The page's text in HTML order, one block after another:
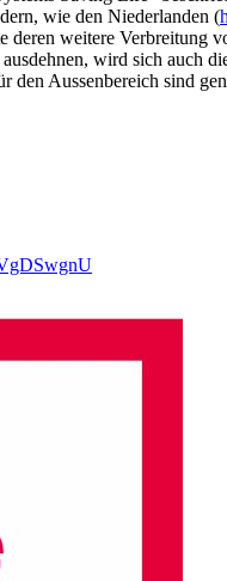
wie den Niederlanden (
deren weitere Verbreitung
wird sich auch
Aussenbereich sind